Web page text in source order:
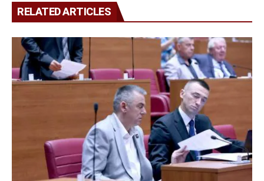
RELATED ARTICLES